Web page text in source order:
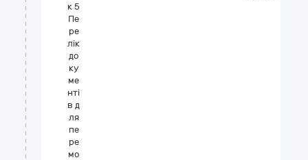
к 5
Пе
ре
лік
до
ку
ме
нті
в д
ля
пе
ре
мо